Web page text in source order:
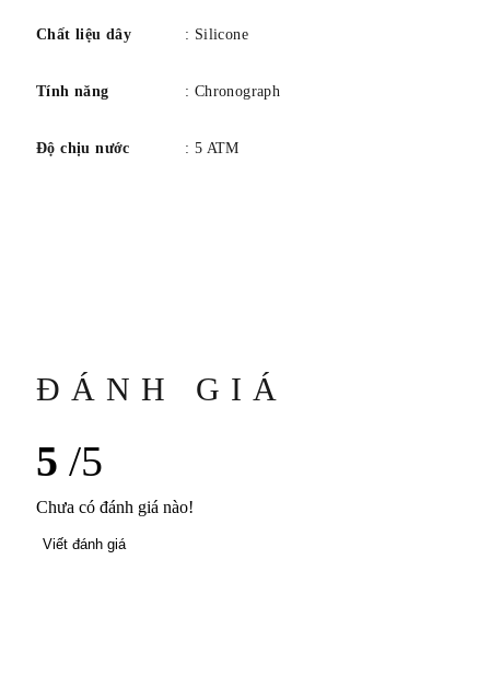
Chất liệu dây : Silicone
Tính năng : Chronograph
Độ chịu nước : 5 ATM
ĐÁNH GIÁ
5 /5
Chưa có đánh giá nào!
Viết đánh giá